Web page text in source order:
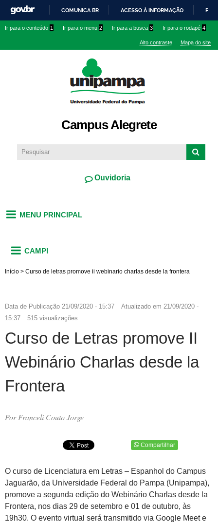
conteúdo
IR
O
COMUNICA BR ACESSO À INFORMAÇÃO
Ir para o conteúdo 1 Ir para o menu 2 Ir para a busca 3 Ir para o rodapé 4
Alto contraste Mapa do site
Campus Alegrete
Ouvidoria
MENU PRINCIPAL
CAMPI
Início > Curso de letras promove ii webinario charlas desde la frontera
Data de Publicação 21/09/2020 - 15:37 Atualizado em 21/09/2020 -
15:37
515 visualizações
Curso de Letras promove II
Webinário Charlas desde la
Frontera
Por Franceli Couto Jorge
Compartilhar
O curso de Licenciatura em Letras – Espanhol do Campus
Jaguarão, da Universidade Federal do Pampa (Unipampa),
promove a segunda edição do Webinário Charlas desde la
Frontera, nos dias 29 de setembro e 01 de outubro, às
19h30. O evento virtual será transmitido via Google Meet e